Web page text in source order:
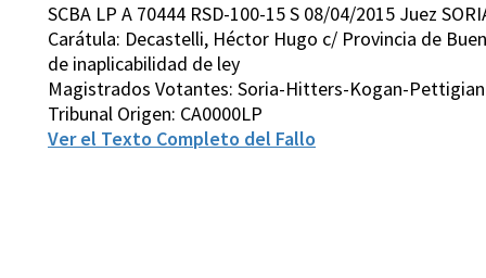
SCBA LP A 70444 RSD-100-15 S 08/04/2015 Juez
Carátula: Decastelli, Héctor Hugo c/ Provincia de
de inaplicabilidad de ley
Magistrados Votantes: Soria-Hitters-Kogan-
Tribunal Origen: CA0000LP
Ver el Texto Completo del Fallo